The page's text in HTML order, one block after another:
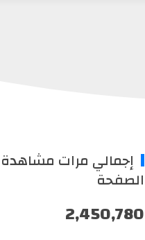
إجمالي مرات مشاهدة
الصفحة
2,450,780